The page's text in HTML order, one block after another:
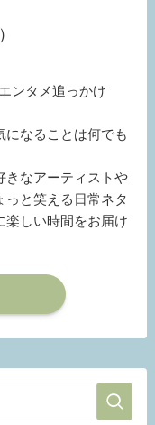
ンタメ追っかけ
なることは何でも
きなアーティストや
と笑える日常ネタ
楽しい時間をお届け